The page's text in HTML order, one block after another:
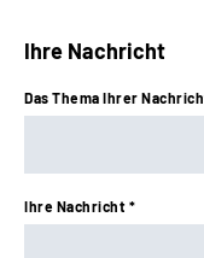
Ihre Nachricht
Ihre Nachricht *